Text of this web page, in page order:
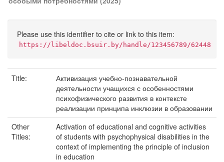
Please use this identifier to cite or link to this item:
https://libeldoc.bsuir.by/handle/123456789/62448
Title:
Активизация учебно-познавательной
деятельности учащихся с особенностями
психофизического развития в контексте
реализации принципа инклюзии в образовании
Other
Titles:
Activation of educational and cognitive activities
of students with psychophysical disabilities in the
context of implementing the principle of inclusion
in education